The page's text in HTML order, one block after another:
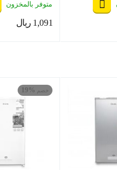
متوفر بالمخزون
ريال 1,091
خصم 19%